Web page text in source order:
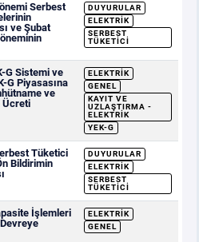
POLİTİKAMIZ
Serbest
ve Şubat
DUYURULAR
ELEKTRIK
SERBEST
TÜKETICI
G Sistemi ve
G Piyasasına
ve
Ücreti
ELEKTRIK
GENEL
KAYIT VE
UZLAŞTIRMA -
ELEKTRIK
YEK-G
Tüketici
Bildirimin
DUYURULAR
ELEKTRIK
SERBEST
TÜKETICI
İşlemleri
ELEKTRIK
GENEL